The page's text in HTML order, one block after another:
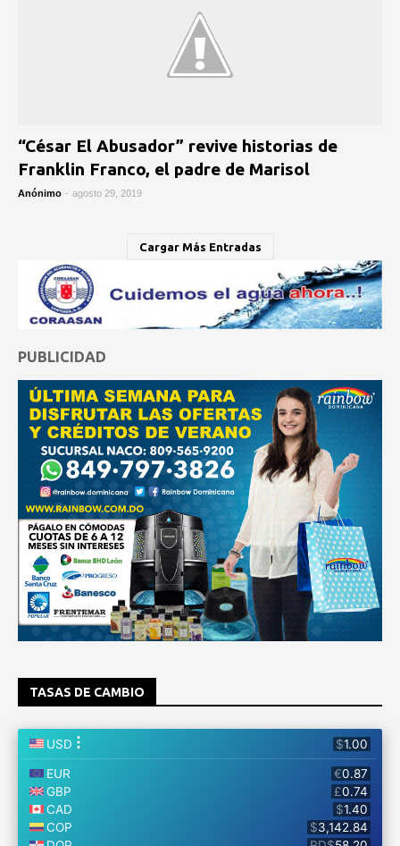
“César El Abusador” revive historias de
Franklin Franco, el padre de Marisol
Anónimo - agosto 29, 2019
Cargar Más Entradas
PUBLICIDAD
TASAS DE CAMBIO